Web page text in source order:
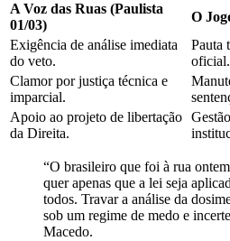
A Voz das Ruas (Paulista
01/03)
O
Exigência de análise imediata
do veto.
Pauta
oficial.
Clamor por justiça técnica e
imparcial.
Apoio ao projeto de libertação
da Direita.
“O brasileiro que foi à rua
quer apenas que a lei seja
todos. Travar a análise da
sob um regime de medo e
Macedo.